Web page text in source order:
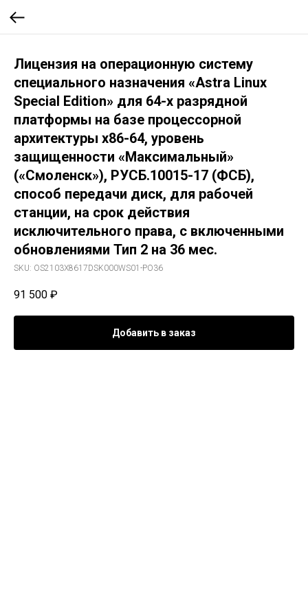
Лицензия на операционную систему
специального назначения «Astra Linux
Special Edition» для 64-х разрядной
платформы на базе процессорной
архитектуры х86-64, уровень
защищенности «Максимальный»
(«Смоленск»), РУСБ.10015-17 (ФСБ),
способ передачи диск, для рабочей
станции, на срок действия
исключительного права, с включенными
обновлениями Тип 2 на 36 мес.
SKU: OS2103X8617DSK000WS01-PO36
91 500 ₽
Добавить в заказ